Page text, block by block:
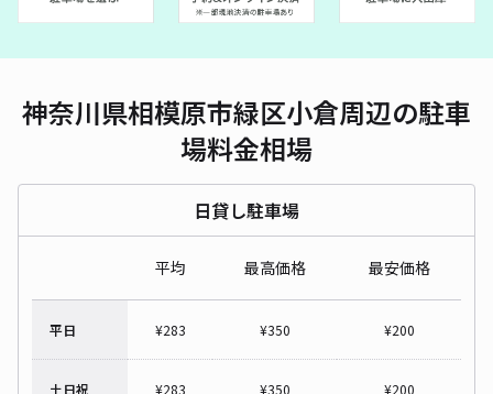
神奈川県相模原市緑区小倉周辺の駐車
場料金相場
日貸し駐車場
平均 最高価格 最安価格
平日 ¥283 ¥350 ¥200
土日祝 ¥283 ¥350 ¥200